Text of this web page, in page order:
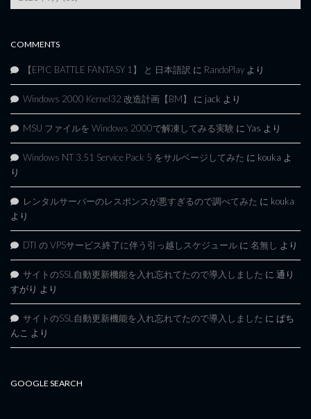
Archives
COMMENTS
【EPIC BATTLE FANTASY 1】 と 日本語訳 に RandoPlay より
Windows 2000 Kernel32 改造計画【BM】 に jack より
MSU ファイルを Windows 2000で解凍してみる実験 に Yas より
Windows NT 3.51 Service Pack 5 をサルベージしてみた に kouka よ
り
レンタルサーバーのレスポンスが悪すぎるので調べてみた に kouka
より
DTI の VPSサービス終了に伴う引っ越しスケジュール に 名無し より
サイトのSSL自動更新機能を入れ忘れてたので導入しました に 通り
すがり より
サイトのSSL自動更新機能を入れ忘れてたので導入しました に ぱち
んこ より
GOOGLE SEARCH